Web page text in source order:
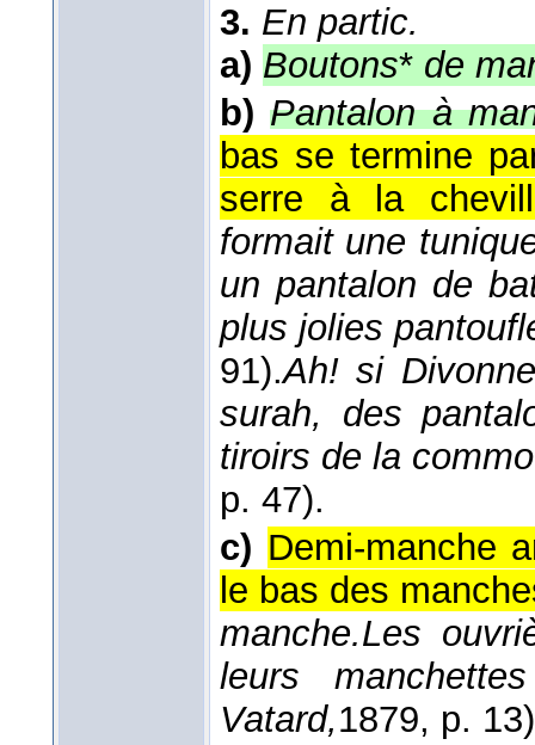
3. En partic.
a) Boutons* de
b) Pantalon à
bas se termine
serre à la
formait une
un pantalon de
plus jolies
91).Ah! si
surah, des
tiroirs de la
p. 47).
c) Demi-manche
le bas des
manche.Les
leurs
Vatard,1879, p.